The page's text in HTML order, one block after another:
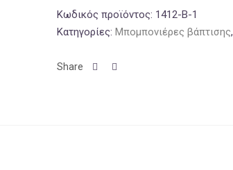
Κωδικός προϊόντος: 1412-B-1
Κατηγορίες: Μπομπονιέρες βάπτισης,